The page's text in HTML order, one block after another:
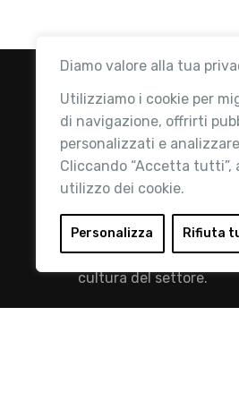
Diamo valore alla tua
Utilizziamo i cookie per
di navigazione, offrirti
personalizzati e
Cliccando “Accetta
utilizzo dei cookie.
Personalizza Rifiuta
Retail Institute Italy è
riferimento per
mission è quella di
cultura del settore.